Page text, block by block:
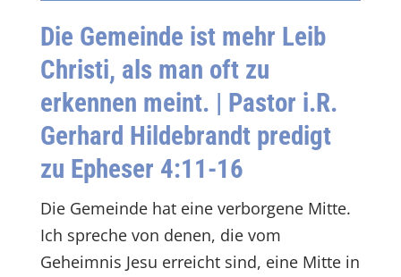
Die Gemeinde ist mehr Leib
Christi, als man oft zu
erkennen meint. | Pastor i.R.
Gerhard Hildebrandt predigt
zu Epheser 4:11-16
Die Gemeinde hat eine verborgene Mitte.
Ich spreche von denen, die vom
Geheimnis Jesu erreicht sind, eine Mitte in